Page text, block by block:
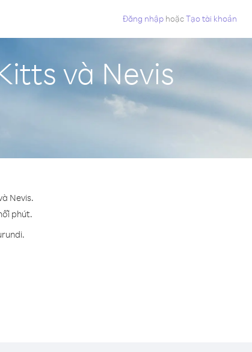
Đăng nhập hoặcTạo tài khoản
và Nevis
Nevis.
phút.